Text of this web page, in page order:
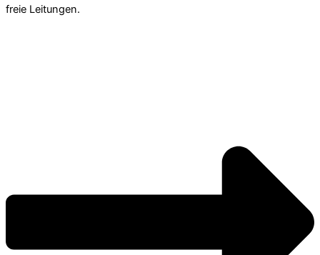
freie Leitungen.